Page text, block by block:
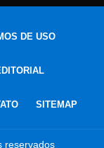
DE USO
SITEMAP
reservados